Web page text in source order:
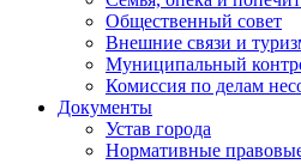
Общественный совет
Внешние связи и
Муниципальный
Комиссия по делам
Документы
Устав города
Нормативные